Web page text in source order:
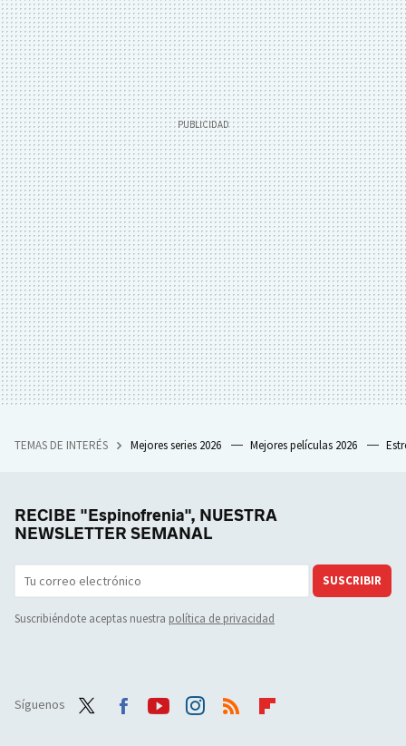
TEMAS DE INTERÉS Mejores series 2026 Mejores películas 2026
RECIBE "Espinofrenia", NUESTRA
NEWSLETTER SEMANAL
SUSCRIBIR
Suscribiéndote aceptas nuestra política de privacidad
Síguenos